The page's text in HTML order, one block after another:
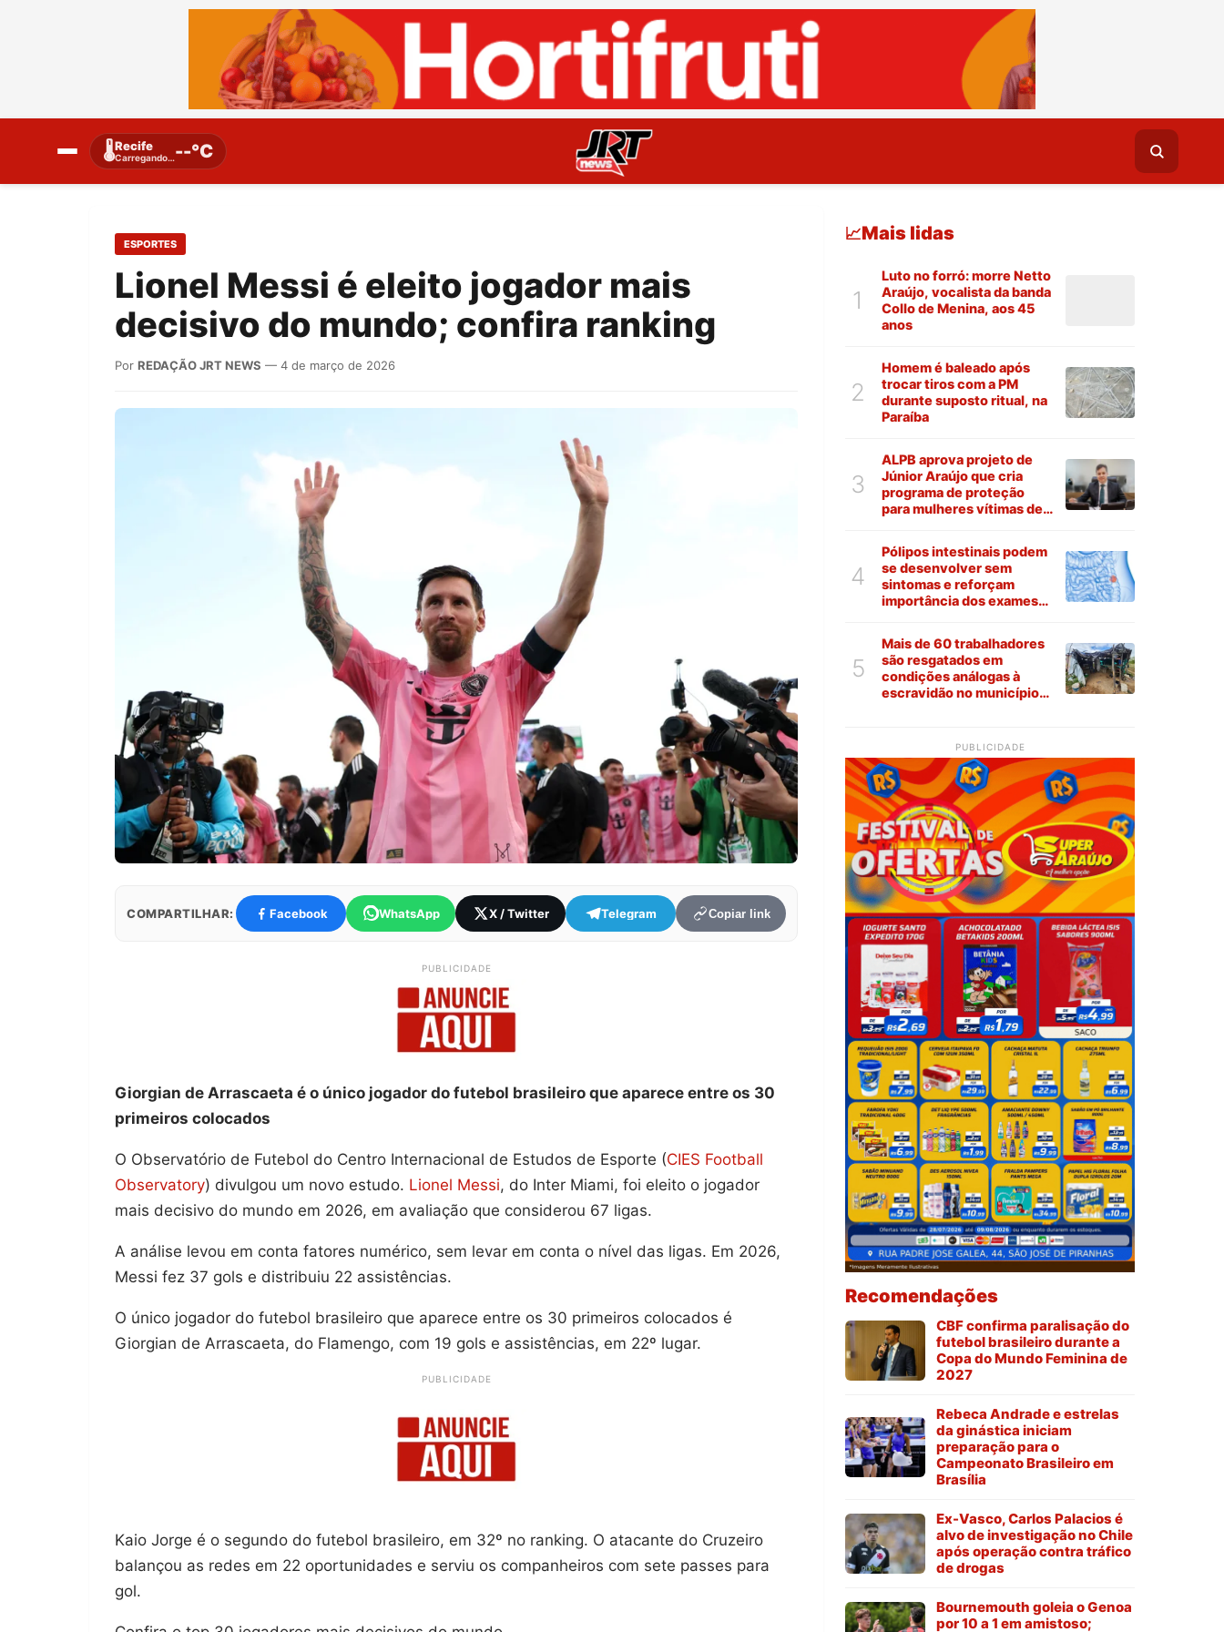
🌡️Recife
Carregando…--°C
ESPORTES
Lionel Messi é eleito jogador mais
decisivo do mundo; confira ranking
Por REDAÇÃO JRT NEWS — 4 de março de 2026
COMPARTILHAR: Facebook WhatsApp X / Twitter Telegram Copiar link
PUBLICIDADE
Giorgian de Arrascaeta é o único jogador do futebol brasileiro que aparece entre os 30
primeiros colocados
O Observatório de Futebol do Centro Internacional de Estudos de Esporte (CIES Football
Observatory) divulgou um novo estudo. Lionel Messi, do Inter Miami, foi eleito o jogador
mais decisivo do mundo em 2026, em avaliação que considerou 67 ligas.
A análise levou em conta fatores numérico, sem levar em conta o nível das ligas. Em 2026,
Messi fez 37 gols e distribuiu 22 assistências.
O único jogador do futebol brasileiro que aparece entre os 30 primeiros colocados é
Giorgian de Arrascaeta, do Flamengo, com 19 gols e assistências, em 22º lugar.
PUBLICIDADE
Kaio Jorge é o segundo do futebol brasileiro, em 32º no ranking. O atacante do Cruzeiro
balançou as redes em 22 oportunidades e serviu os companheiros com sete passes para
gol.
📈Mais lidas
1
Luto no forró: morre Netto
Araújo, vocalista da banda
Collo de Menina, aos 45
anos
2
Homem é baleado após
trocar tiros com a PM
durante suposto ritual, na
Paraíba
3
ALPB aprova projeto de
Júnior Araújo que cria
programa de proteção
para mulheres vítimas de
4
Pólipos intestinais podem
se desenvolver sem
sintomas e reforçam
importância dos exames
5
Mais de 60 trabalhadores
são resgatados em
condições análogas à
escravidão no município
PUBLICIDADE
Recomendações
CBF confirma paralisação do
futebol brasileiro durante a
Copa do Mundo Feminina de
2027
Rebeca Andrade e estrelas
da ginástica iniciam
preparação para o
Campeonato Brasileiro em
Brasília
Ex-Vasco, Carlos Palacios é
alvo de investigação no Chile
após operação contra tráfico
de drogas
Bournemouth goleia o Genoa
por 10 a 1 em amistoso;